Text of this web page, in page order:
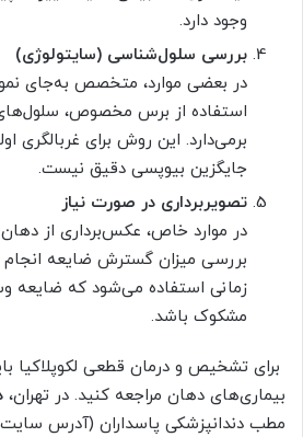
وجود دارد.
بررسی سلول‌شناسی (سایتولوژی)
در بعضی موارد، متخصص به‌جای
استفاده از برس مخصوص،
برمی‌دارد. این روش برای غربالگری
جایگزین بیوپسی دقیق نیست.
تصویربرداری در صورت نیاز
در موارد خاص، عکس‌برداری از دهان
بررسی میزان گسترش ضایعه انجام
زمانی استفاده می‌شود که ضایعه
مشکوک باشد.
برای تشخیص و درمان قطعی لکوپلاکیا
بیماری‌های دهان مراجعه کنید. در تهران،
مطب دندانپزشکی پاسداران (آدرس